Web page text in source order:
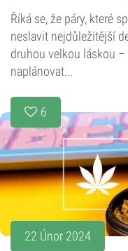
Říká se, že páry, které
neslavit nejdůležitější
druhou velkou láskou –
naplánovat...
6
22 Únor 2024